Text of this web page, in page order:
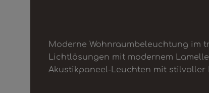
Moderne Wohnraumbeleuchtung im
Lichtlösungen mit modernem
Akustikpaneel-Leuchten mit stilvoller